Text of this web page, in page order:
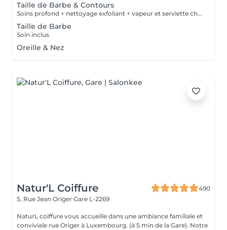
Taille de Barbe & Contours
Soins profond + nettoyage exfoliant + vapeur et serviette chaude/froide
Taille de Barbe
Soin inclus
Oreille & Nez
Natur'L Coiffure
490
5, Rue Jean Origer Gare L-2269
NaturL coiffure vous accueille dans une ambiance familiale et
conviviale rue Origer à Luxembourg. (à 5 min de la Gare). Notre